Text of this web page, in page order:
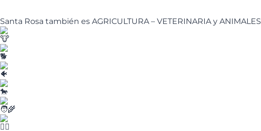
Santa Rosa también es AGRICULTURA – VETERINARIA y ANIMALES